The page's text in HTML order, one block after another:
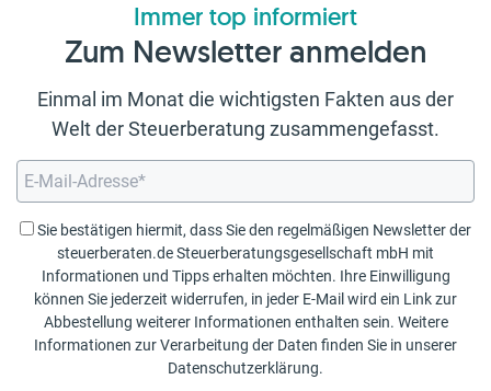
Immer top informiert
Zum Newsletter anmelden
Einmal im Monat die wichtigsten Fakten aus der
Welt der Steuerberatung zusammengefasst.
Sie bestätigen hiermit, dass Sie den regelmäßigen Newsletter der
steuerberaten.de Steuerberatungsgesellschaft mbH mit
Informationen und Tipps erhalten möchten. Ihre Einwilligung
können Sie jederzeit widerrufen, in jeder E-Mail wird ein Link zur
Abbestellung weiterer Informationen enthalten sein. Weitere
Informationen zur Verarbeitung der Daten finden Sie in unserer
Datenschutzerklärung.